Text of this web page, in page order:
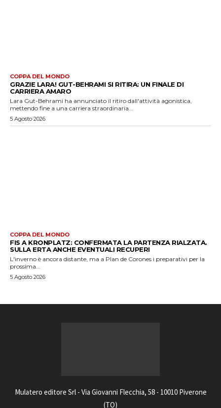
COPPA DEL MONDO
GRAZIE LARA! GUT-BEHRAMI SI RITIRA: UN FINALE DI
CARRIERA AMARO
Lara Gut-Behrami ha annunciato il ritiro dall'attività agonistica,
mettendo fine a una carriera straordinaria...
5 Agosto 2026
COPPA DEL MONDO
FIS A KRONPLATZ: CONFERMATA LA PARTENZA RIALZATA.
SULLA ERTA ANCHE EVENTUALI RECUPERI
L'inverno è ancora distante, ma a Plan de Corones i preparativi per la
prossima...
5 Agosto 2026
Mulatero editore Srl - Via Giovanni Flecchia, 58 - 10010 Piverone
(TO)